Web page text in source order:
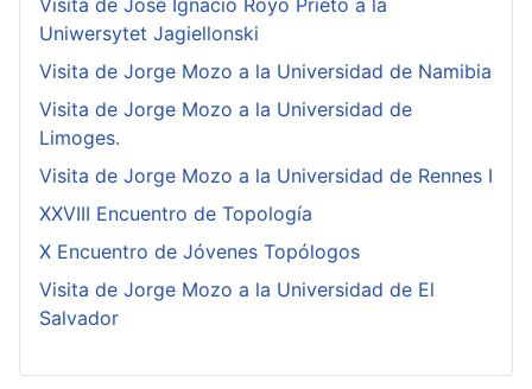
Uniwersytet Jagiellonski
Visita de Jorge Mozo a la Universidad de Namibia
Visita de Jorge Mozo a la Universidad de
Limoges.
Visita de Jorge Mozo a la Universidad de Rennes I
XXVIII Encuentro de Topología
X Encuentro de Jóvenes Topólogos
Visita de Jorge Mozo a la Universidad de El
Salvador